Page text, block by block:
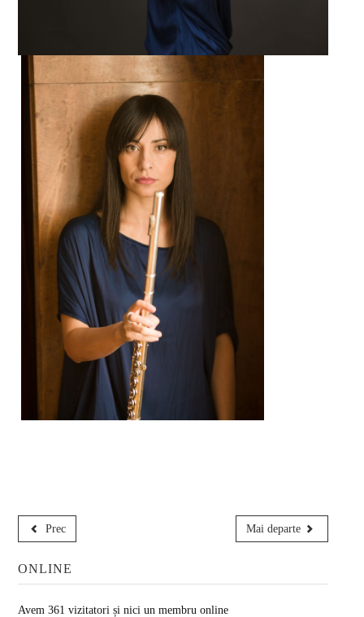
Relații internaționale
STUDENȚI
Orare studenți
Burse și tabere
Informatii
Finalizare studii
Link-uri utile
ADMITERE
Pregătiri admitere
Prec Mai departe
ONLINE
Avem 361 vizitatori și nici un membru online